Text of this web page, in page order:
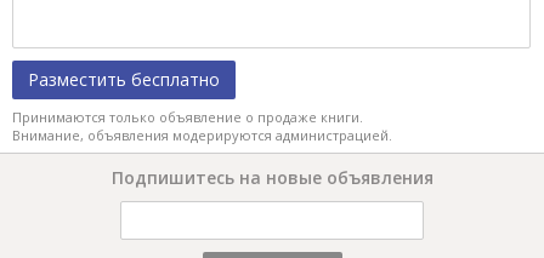
Разместить бесплатно
Принимаются только объявление о продаже книги.
Внимание, объявления модерируются администрацией.
Подпишитесь на новые объявления